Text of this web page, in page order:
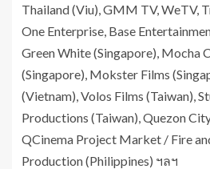
Thailand (Viu), GMM TV, WeTV,
One Enterprise, Base
Green White (Singapore), Mocha
(Singapore), Mokster Films
(Vietnam), Volos Films (Taiwan),
Productions (Taiwan), Quezon
QCinema Project Market / Fire
Production (Philippines) ฯลฯ